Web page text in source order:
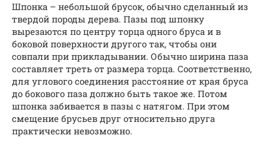
Шпонка – небольшой брусок, обычно сделанный из
твердой породы дерева. Пазы под шпонку
вырезаются по центру торца одного бруса и в
боковой поверхности другого так, чтобы они
совпали при прикладывании. Обычно ширина паза
составляет треть от размера торца. Соответственно,
для углового соединения расстояние от края бруса
до бокового паза должно быть такое же. Потом
шпонка забивается в пазы с натягом. При этом
смещение брусьев друг относительно друга
практически невозможно.